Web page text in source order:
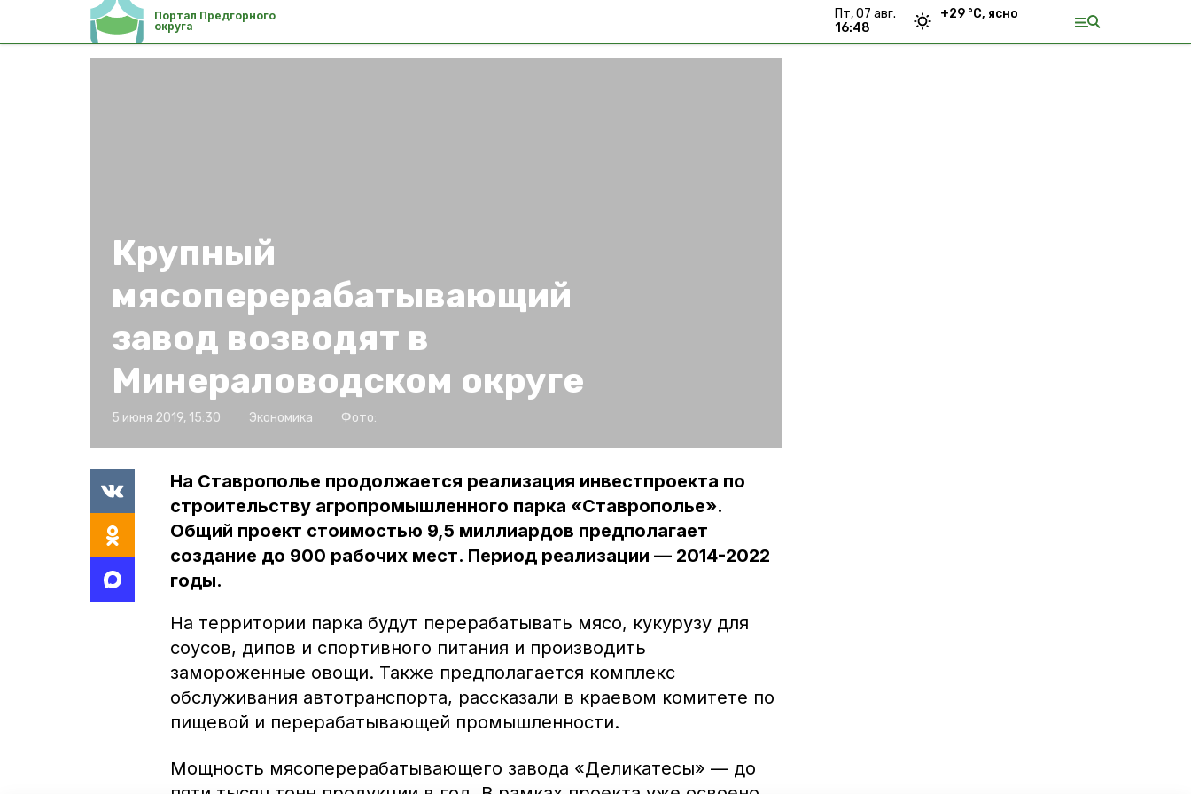
Портал Предгорного
округа
пт, 07 авг.
16:48
+29 °С, ясно
Крупный
мясоперерабатывающий
завод возводят в
Минераловодском округе
5 июня 2019, 15:30 Экономика Фото:
На Ставрополье продолжается реализация инвестпроекта по
строительству агропромышленного парка «Ставрополье».
Общий проект стоимостью 9,5 миллиардов предполагает
создание до 900 рабочих мест. Период реализации — 2014-2022
годы.
На территории парка будут перерабатывать мясо, кукурузу для
соусов, дипов и спортивного питания и производить
замороженные овощи. Также предполагается комплекс
обслуживания автотранспорта, рассказали в краевом комитете по
пищевой и перерабатывающей промышленности.
Мощность мясоперерабатывающего завода «Деликатесы» — до